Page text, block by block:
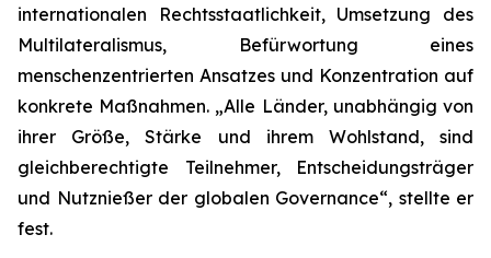
internationalen Rechtsstaatlichkeit, Umsetzung des
Multilateralismus, Befürwortung eines
menschenzentrierten Ansatzes und Konzentration auf
konkrete Maßnahmen. „Alle Länder, unabhängig von
ihrer Größe, Stärke und ihrem Wohlstand, sind
gleichberechtigte Teilnehmer, Entscheidungsträger
und Nutznießer der globalen Governance“, stellte er
fest.